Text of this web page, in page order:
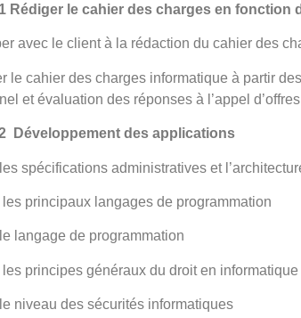
Rédiger le cahier des charges en fonction
avec le client à la rédaction du cahier des
le cahier des charges informatique à partir
et évaluation des réponses à l’appel
Développement des applications
spécifications administratives et
principaux langages de programmation
langage de programmation
principes généraux du droit en informatique
niveau des sécurités informatiques